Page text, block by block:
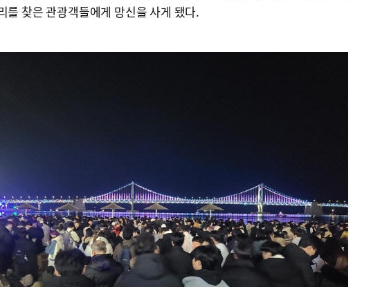
를 찾은 관광객들에게 망신을 사게 됐다.